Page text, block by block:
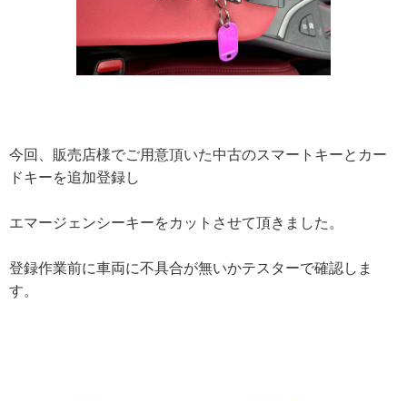
今回、販売店様でご用意頂いた中古のスマートキーとカー
ドキーを追加登録し
エマージェンシーキーをカットさせて頂きました。
登録作業前に車両に不具合が無いかテスターで確認しま
す。